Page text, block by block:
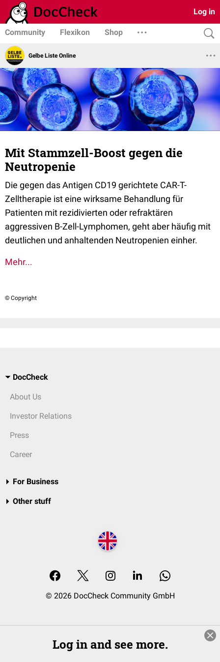
Log in
Community Flexikon Shop
Gelbe Liste Online
Mit Stammzell-Boost gegen die
Neutropenie
Die gegen das Antigen CD19 gerichtete CAR-T-
Zelltherapie ist eine wirksame Behandlung für
Patienten mit rezidivierten oder refraktären
aggressiven B-Zell-Lymphomen, geht aber häufig mit
deutlichen und anhaltenden Neutropenien einher.
Mehr...
© Copyright
DocCheck
About Us
Investor Relations
Press
Career
For Business
Other stuff
© 2026 DocCheck Community GmbH
Log in and see more.